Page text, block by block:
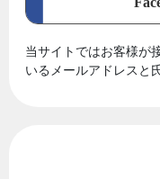
当サイトではお客様が
いるメールアドレスと